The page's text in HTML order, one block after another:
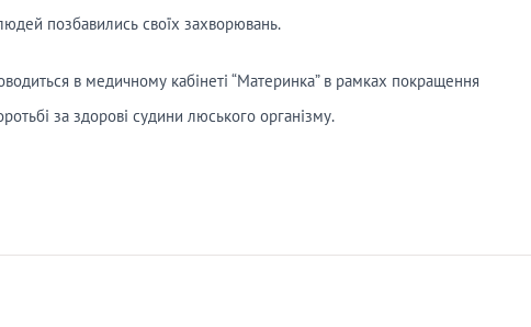
позбавились своїх захворювань.
в медичному кабінеті “Материнка” в рамках покращення
за здорові судини люського організму.